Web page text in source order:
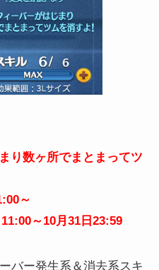
り数ヶ所でまとまってツ
～
～10月31日23:59
バー発生系＆消去系スキ